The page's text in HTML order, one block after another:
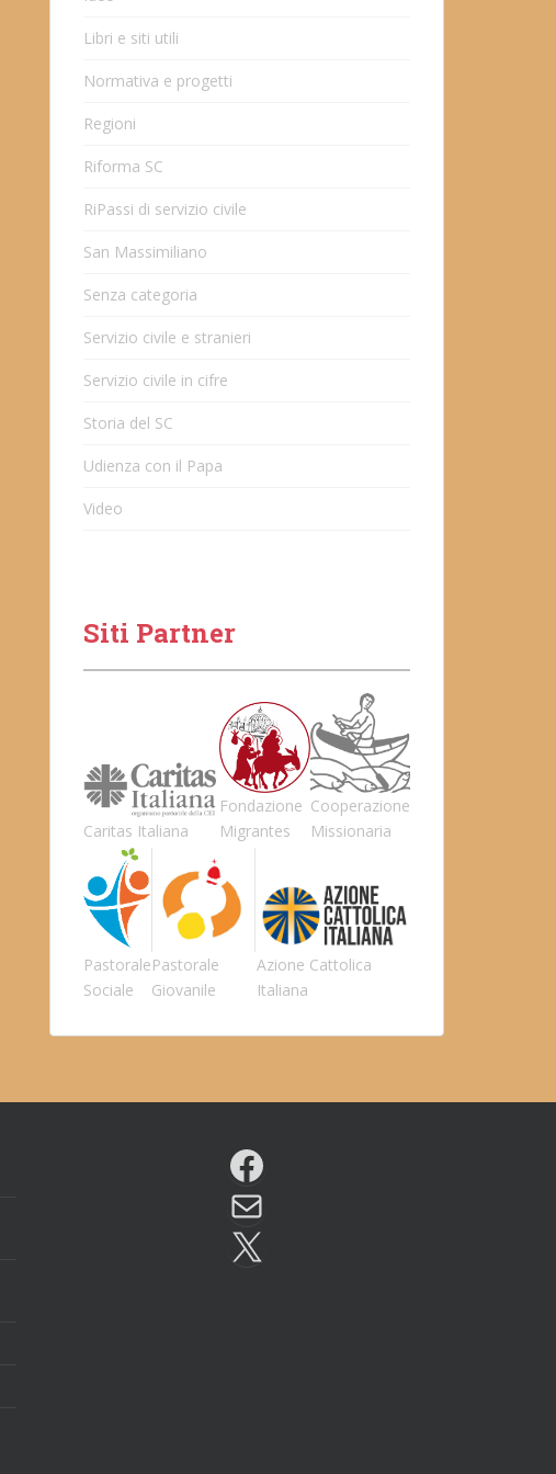
Libri e siti utili
Normativa e progetti
Regioni
Riforma SC
RiPassi di servizio civile
San Massimiliano
Senza categoria
Servizio civile e stranieri
Servizio civile in cifre
Storia del SC
Udienza con il Papa
Video
Siti Partner
Caritas Italiana
Fondazione
Migrantes
Cooperazione
Missionaria
Pastorale
Sociale
Pastorale
Giovanile
Azione Cattolica
Italiana
Facebook
Email
X